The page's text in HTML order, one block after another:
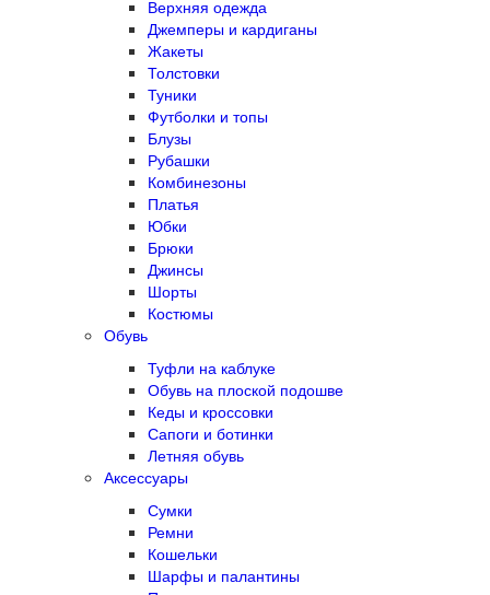
Верхняя одежда
Джемперы и кардиганы
Жакеты
Толстовки
Туники
Футболки и топы
Блузы
Рубашки
Комбинезоны
Платья
Юбки
Брюки
Джинсы
Шорты
Костюмы
Обувь
Туфли на каблуке
Обувь на плоской подошве
Кеды и кроссовки
Сапоги и ботинки
Летняя обувь
Аксессуары
Сумки
Ремни
Кошельки
Шарфы и палантины